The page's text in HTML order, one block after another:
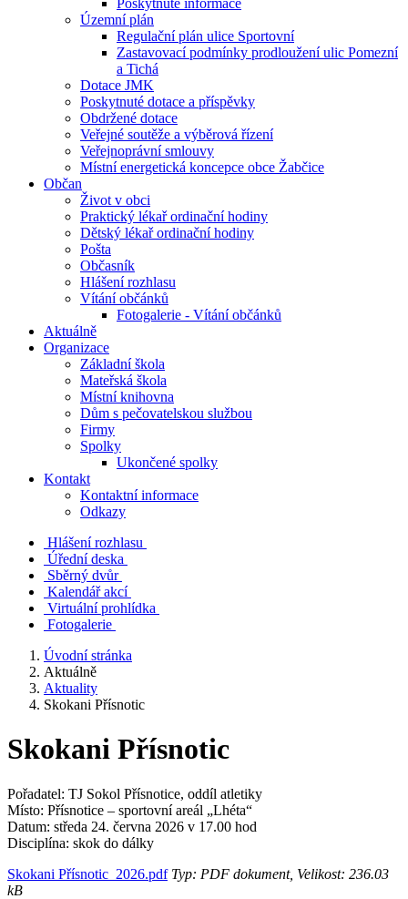
Poskytnuté informace
Územní plán
Regulační plán ulice Sportovní
Zastavovací podmínky prodloužení ulic Pomezní
a Tichá
Dotace JMK
Poskytnuté dotace a příspěvky
Obdržené dotace
Veřejné soutěže a výběrová řízení
Veřejnoprávní smlouvy
Místní energetická koncepce obce Žabčice
Občan
Život v obci
Praktický lékař ordinační hodiny
Dětský lékař ordinační hodiny
Pošta
Občasník
Hlášení rozhlasu
Vítání občánků
Fotogalerie - Vítání občánků
Aktuálně
Organizace
Základní škola
Mateřská škola
Místní knihovna
Dům s pečovatelskou službou
Firmy
Spolky
Ukončené spolky
Kontakt
Kontaktní informace
Odkazy
Hlášení rozhlasu
Úřední deska
Sběrný dvůr
Kalendář akcí
Virtuální prohlídka
Fotogalerie
Úvodní stránka
Aktuálně
Aktuality
Skokani Přísnotic
Skokani Přísnotic
Pořadatel: TJ Sokol Přísnotice, oddíl atletiky
Místo: Přísnotice – sportovní areál „Lhéta“
Datum: středa 24. června 2026 v 17.00 hod
Disciplína: skok do dálky
Skokani Přísnotic_2026.pdfTyp: PDF dokument, Velikost: 236.03
kB